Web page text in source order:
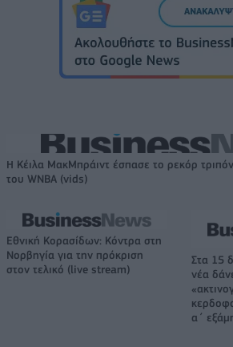
Η Κέιλα ΜακΜπράιντ έσπασε το ρεκόρ
του WNBA (vids)
Εθνική Κορασίδων: Κόντρα στη
Νορβηγία για την πρόκριση
στον τελικό (live stream)
Στα 15
νέα
α΄